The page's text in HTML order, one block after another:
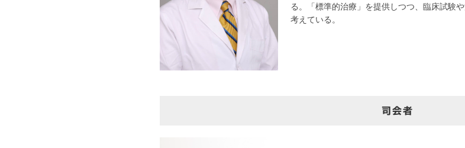
る。「標準的治療」を提供しつつ、臨床試験
考えている。
司会者